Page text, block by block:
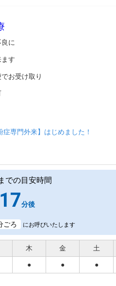
に
す
お受け取り
症専門外来】はじめました！
での目安時間
17分後
ごろ にお呼びいたします
木 金 土
● ● ●